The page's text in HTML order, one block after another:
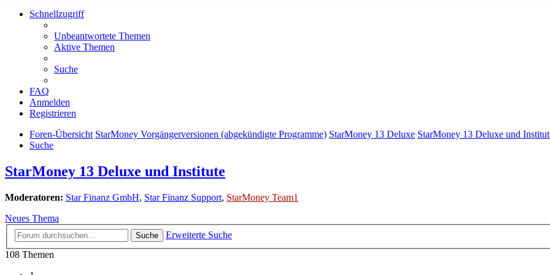
Schnellzugriff
Unbeantwortete Themen
Aktive Themen
Suche
FAQ
Anmelden
Registrieren
Foren-Übersicht StarMoney Vorgängerversionen (abgekündigte Programme) StarMoney 13 Deluxe StarMoney 13 Deluxe und
Suche
StarMoney 13 Deluxe und Institute
Moderatoren: Star Finanz GmbH, Star Finanz Support, StarMoney Team1
Neues Thema
Suche
Erweiterte Suche
108 Themen